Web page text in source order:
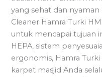
yang sehat dan nyaman
Cleaner Hamra Turki
untuk mencapai tujuan
HEPA, sistem
ergonomis, Hamra
karpet masjid Anda